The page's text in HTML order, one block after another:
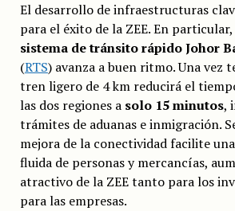
El desarrollo de infraestructuras
para el éxito de la ZEE. En
sistema de tránsito rápido Johor
(RTS) avanza a buen ritmo. Una vez
tren ligero de 4 km reducirá el
las dos regiones a solo 15 minutos,
trámites de aduanas e inmigración.
mejora de la conectividad facilite
fluida de personas y mercancías,
atractivo de la ZEE tanto para los
para las empresas.